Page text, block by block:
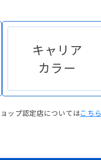
キャリア
カラー
ップ認定店についてはこちら